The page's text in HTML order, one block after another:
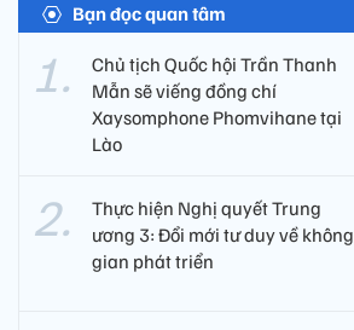
Bạn đọc quan tâm
Chủ tịch Quốc hội Trần Thanh
Mẫn sẽ viếng đồng chí
Xaysomphone Phomvihane tại
Lào
Thực hiện Nghị quyết Trung
ương 3: Đổi mới tư duy về không
gian phát triển